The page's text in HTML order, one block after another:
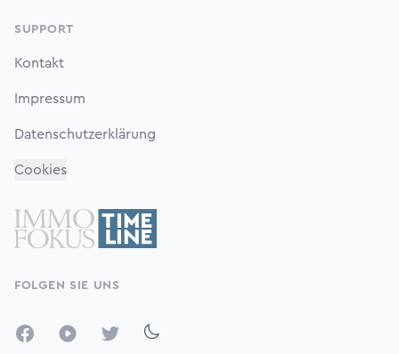
SUPPORT
Kontakt
Impressum
Datenschutzerklärung
Cookies
FOLGEN SIE UNS
FacebookYouTubeTwitter